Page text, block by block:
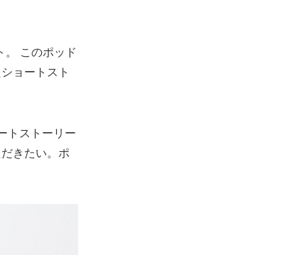
。 このポッド
ョートスト
トストーリー
きたい。ポ